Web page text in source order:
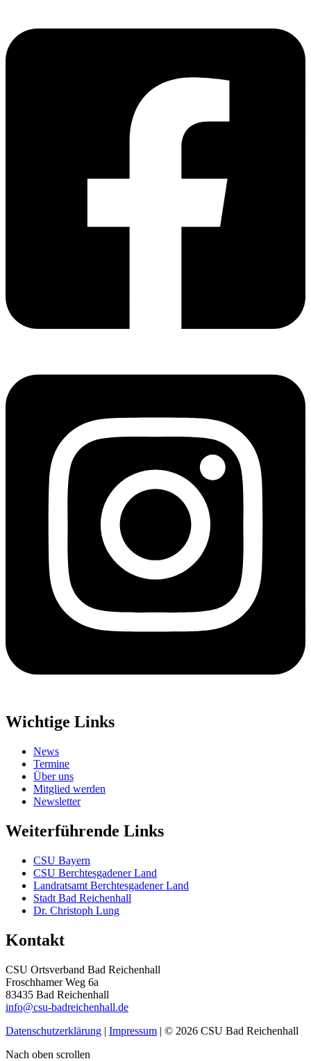
Wichtige Links
News
Termine
Über uns
Mitglied werden
Newsletter
Weiterführende Links
CSU Bayern
CSU Berchtesgadener Land
Landratsamt Berchtesgadener Land
Stadt Bad Reichenhall
Dr. Christoph Lung
Kontakt
CSU Ortsverband Bad Reichenhall
Froschhamer Weg 6a
83435 Bad Reichenhall
info@csu-badreichenhall.de
Datenschutzerklärung | Impressum | © 2026 CSU Bad Reichenhall
Nach oben scrollen